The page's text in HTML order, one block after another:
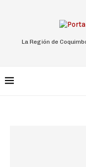
La Región de